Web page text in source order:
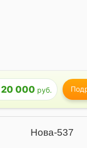
20 000 руб.
Нова-537